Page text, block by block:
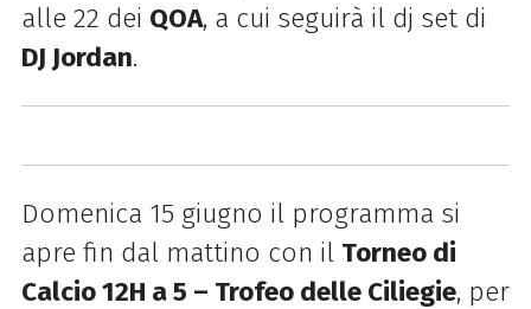
alle 22 dei QOA, a cui seguirà il dj set di
DJ Jordan.
Domenica 15 giugno il programma si
apre fin dal mattino con il Torneo di
Calcio 12H a 5 – Trofeo delle Ciliegie, per